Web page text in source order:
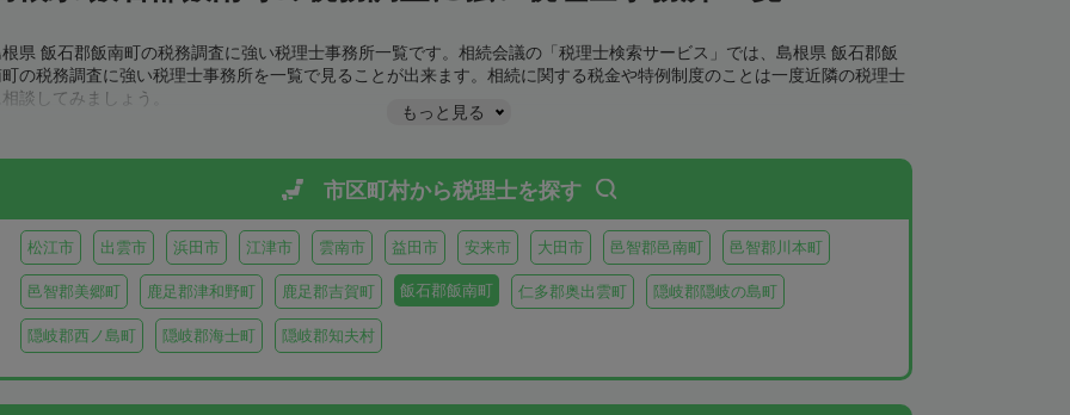
県 飯石郡飯南町の税務調査に強い税理士事務所一覧です。相続会議の「税理士検索サービス」では、島根県 飯石郡飯
の税務調査に強い税理士事務所を一覧で見ることが出来ます。相続に関する税金や特例制度のことは一度近隣の税理士
談してみましょう。
もっと見る
市区町村から税理士を探す
松江市 出雲市 浜田市 江津市 雲南市 益田市 安来市 大田市 邑智郡邑南町 邑智郡川本町
邑智郡美郷町 鹿足郡津和野町 鹿足郡吉賀町 飯石郡飯南町 仁多郡奥出雲町 隠岐郡隠岐の島町
隠岐郡西ノ島町 隠岐郡海士町 隠岐郡知夫村